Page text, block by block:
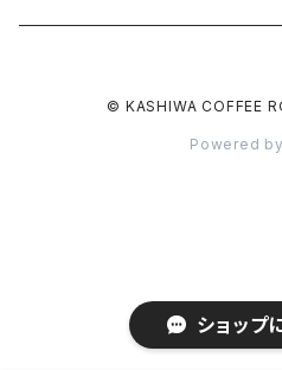
ショップ
© KASHIWA COFFEE
Powered by